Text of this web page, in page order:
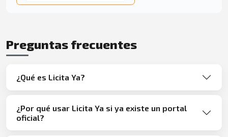
Preguntas frecuentes
¿Qué es Licita Ya?
¿Por qué usar Licita Ya si ya existe un portal
oficial?